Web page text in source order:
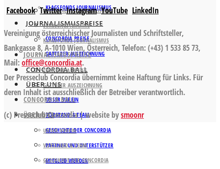
KLAGSFONDS JOURNALISMUS
JOURNALISMUSPREISE
CONCORDIA PREISE
GATTERER AUSZEICHNUNG
CONCORDIA BALL
ÜBER UNS
UNSER VEREIN
VORSTAND & TEAM
GESCHICHTE DER CONCORDIA
PARTNER UND UNTERSTÜTZER
MITGLIED WERDEN
RECHTSDIENST JOURNALISMUS
SCHULUNGSTERMINE
KLAGSFONDS JOURNALISMUS
JOURNALISMUSPREISE
CONCORDIA PREISE
GATTERER AUSZEICHNUNG
CONCORDIA BALL
ÜBER UNS
UNSER VEREIN
VORSTAND & TEAM
GESCHICHTE DER CONCORDIA
Facebook Twitter Instagram YouTube LinkedIn
Vereinigung österreichischer Journalisten und Schriftsteller,
Bankgasse 8, A-1010 Wien, Österreich, Telefon: (+43) 1 533 85 73,
Mail:office@concordia.at.
Der Presseclub Concordia übernimmt keine Haftung für Links. Für
deren Inhalt ist ausschließlich der Betreiber verantwortlich.
(c) Presseclub Concordia | website bysmoonr